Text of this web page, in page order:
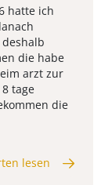
hatte ich
die habe
arzt zur
tage
die
lesen